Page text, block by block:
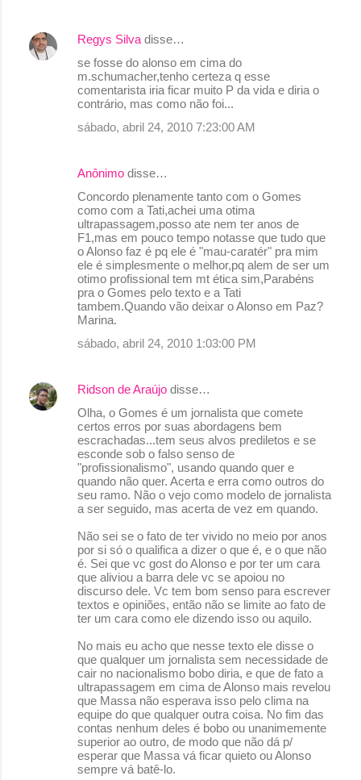
Regys Silva disse…
se fosse do alonso em cima do
m.schumacher,tenho certeza q esse
comentarista iria ficar muito P da vida e diria o
contrário, mas como não foi...
sábado, abril 24, 2010 7:23:00 AM
Anônimo disse…
Concordo plenamente tanto com o Gomes
como com a Tati,achei uma otima
ultrapassagem,posso ate nem ter anos de
F1,mas em pouco tempo notasse que tudo que
o Alonso faz é pq ele é "mau-caratér" pra mim
ele é simplesmente o melhor,pq alem de ser um
otimo profissional tem mt ética sim,Parabéns
pra o Gomes pelo texto e a Tati
tambem.Quando vão deixar o Alonso em Paz?
Marina.
sábado, abril 24, 2010 1:03:00 PM
Ridson de Araújo disse…
Olha, o Gomes é um jornalista que comete
certos erros por suas abordagens bem
escrachadas...tem seus alvos prediletos e se
esconde sob o falso senso de
"profissionalismo", usando quando quer e
quando não quer. Acerta e erra como outros do
seu ramo. Não o vejo como modelo de jornalista
a ser seguido, mas acerta de vez em quando.
Não sei se o fato de ter vivido no meio por anos
por si só o qualifica a dizer o que é, e o que não
é. Sei que vc gost do Alonso e por ter um cara
que aliviou a barra dele vc se apoiou no
discurso dele. Vc tem bom senso para escrever
textos e opiniões, então não se limite ao fato de
ter um cara como ele dizendo isso ou aquilo.
No mais eu acho que nesse texto ele disse o
que qualquer um jornalista sem necessidade de
cair no nacionalismo bobo diria, e que de fato a
ultrapassagem em cima de Alonso mais revelou
que Massa não esperava isso pelo clima na
equipe do que qualquer outra coisa. No fim das
contas nenhum deles é bobo ou unanimemente
superior ao outro, de modo que não dá p/
esperar que Massa vá ficar quieto ou Alonso
sempre vá batê-lo.